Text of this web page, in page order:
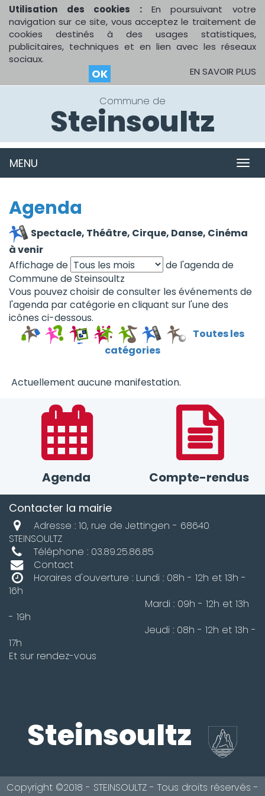
Utilisation des cookies : En poursuivant votre
navigation sur ce site, vous acceptez le traitement de
cookies destinés à des usages statistiques,
publicitaires, techniques et en lien avec les réseaux
sociaux.
OK EN SAVOIR PLUS
Commune de
Steinsoultz
MENU
Agenda
Spectacle, Théâtre, Cirque, Danse, Cinéma
à venir
Affichage de
de l'agenda de
Commune de Steinsoultz
Vous pouvez choisir de consulter les événements de
l'agenda par catégorie en cliquant sur l'une des
icônes ci-dessous.
Toutes les
catégories
Actuellement aucune manifestation.
Agenda Compte-rendus
Contacter la mairie
Adresse : 10, rue de Jettingen - 68640
STEINSOULTZ
Téléphone : 03.89.25.86.85
Contact
Horaires d'ouverture : Lundi : 08h - 12h et 13h -
16h
Mardi : 09h - 12h et 13h
- 19h
Jeudi : 08h - 12h et 13h -
17h
Et sur rendez-vous
Steinsoultz
Copyright ©2018 - STEINSOULTZ - Tous droits réservés -